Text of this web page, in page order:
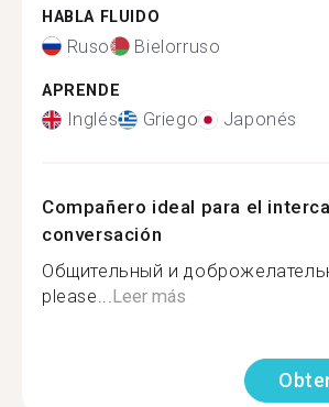
HABLA FLUIDO
Ruso Bielorruso
APRENDE
Inglés Griego Japonés
Compañero ideal para el
conversación
Общительный и
please...Leer más